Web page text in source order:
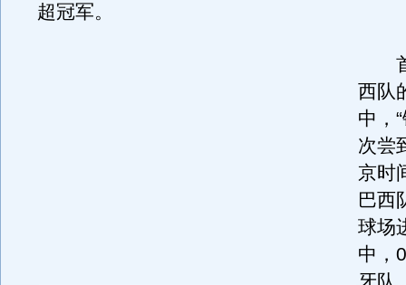
超冠军。
首
西队
中，
次尝
京时
巴西
球场
中，